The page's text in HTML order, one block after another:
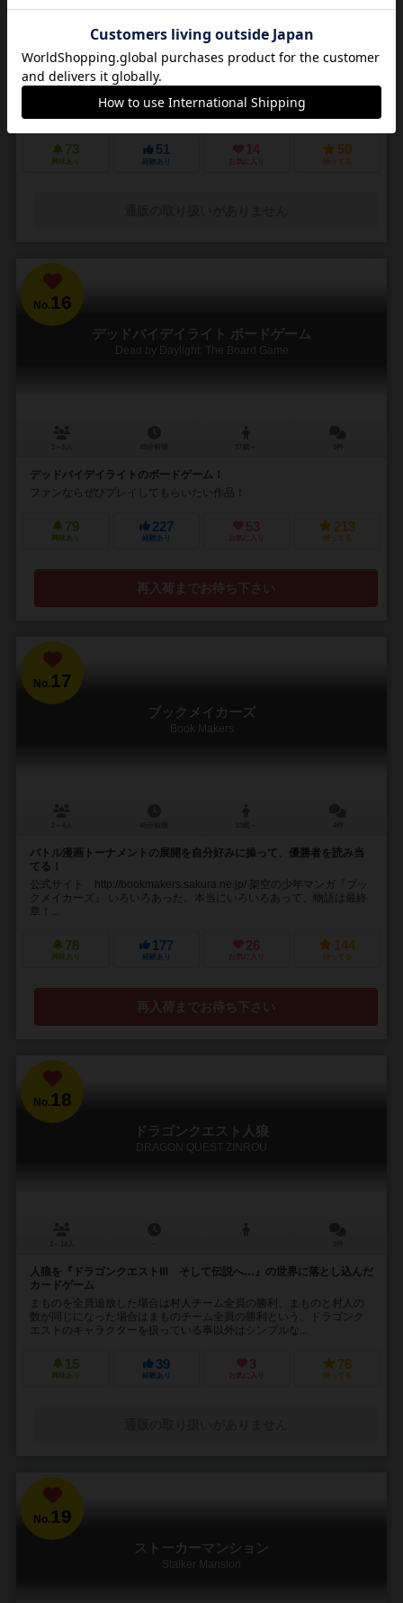
悪夢のような街で他の狩人を出し抜いて「血の遺志」を集めろ
ＰＳ４で発売されたフロムソフトウェアのブラッドボーンのカードゲ
ーム化。 かつて栄華を極めた古都ヤーナムでは風土病「獣の病」がは
73
興味あり
51
経験あり
14
お気に入り
50
持ってる
No. 16
デッドバイデイライト ボードゲーム
Dead by Daylight: The Board Game
デッドバイデイライトのボードゲーム！
ファンならぜひプレイしてもらいたい作品！
79
興味あり
227
経験あり
53
お気に入り
213
持ってる
再入荷までお待ち下さい
No.17
ブックメイカーズ
Book Makers
バトル漫画トーナメントの展開を自分好みに操って、優勝者を読み当
てる！
公式サイト http://bookmakers.sakura.ne.jp/ 架空の少年マンガ『ブッ
クメイカーズ』 いろいろあった。本当にいろいろあって、物語は最終
章！...
78
興味あり
177
経験あり
26
お気に入り
144
持ってる
再入荷までお待ち下さい
No.18
ドラゴンクエスト人狼
DRAGON QUEST ZINROU
人狼を『ドラゴンクエストⅢ そして伝説へ…』の世界に落とし込んだ
カードゲーム
まものを全員追放した場合は村人チーム全員の勝利、まものと村人の
数が同じになった場合はまものチーム全員の勝利という、ドラゴンク
エストのキャラクターを扱っている事以外はシンプルな...
15
興味あり
39
経験あり
3
お気に入り
76
持ってる
No.19
ストーカーマンション
Stalker Mansion